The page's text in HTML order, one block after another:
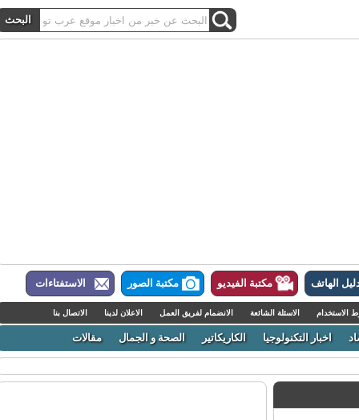
الهاتف مكتبة الفيديو مكتبة الصور الاستفتاءات
الاسئلة الشائعة الانضمام لفريق العمل الاعلان لدينا الاتصال بنا
اخبار التكنولوجيا الكاريكاتير الصحة و الجمال مقالات